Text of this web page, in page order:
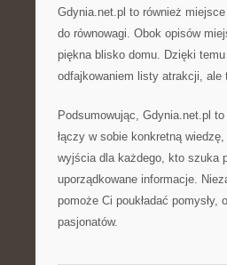
Gdynia.net.pl to również
do równowagi. Obok opisów
piękna blisko domu. Dzięki
odfajkowaniem listy atrakcji,
Podsumowując, Gdynia.net.pl
łączy w sobie konkretną
wyjścia dla każdego, kto szuka
uporządkowane informacje.
pomoże Ci poukładać
pasjonatów.